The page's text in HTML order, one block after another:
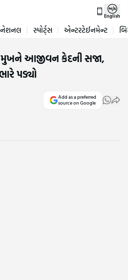
English
નેશનલ સ્પોર્ટ્સ એન્ટરટેઈનમેન્ટ
પ્રમુખને આજીવન કેદની સજા,
પડ્યો
Add as a preferred
source on Google